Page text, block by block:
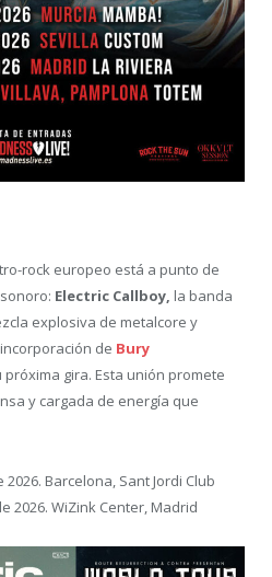
rock europeo está a punto de
Electric Callboy, la banda
explosiva de metalcore y
de Bury
próxima gira. Esta unión promete
y cargada de energía que
Barcelona, Sant Jordi Club
2026. WiZink Center, Madrid